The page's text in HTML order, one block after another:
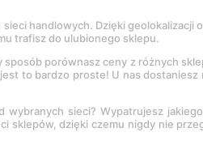
sieci handlowych. Dzięki
trafisz do ulubionego sklepu.
sposób porównasz ceny z różnych
to bardzo proste! U nas
wybranych sieci? Wypatrujesz
sklepów, dzięki czemu nigdy nie